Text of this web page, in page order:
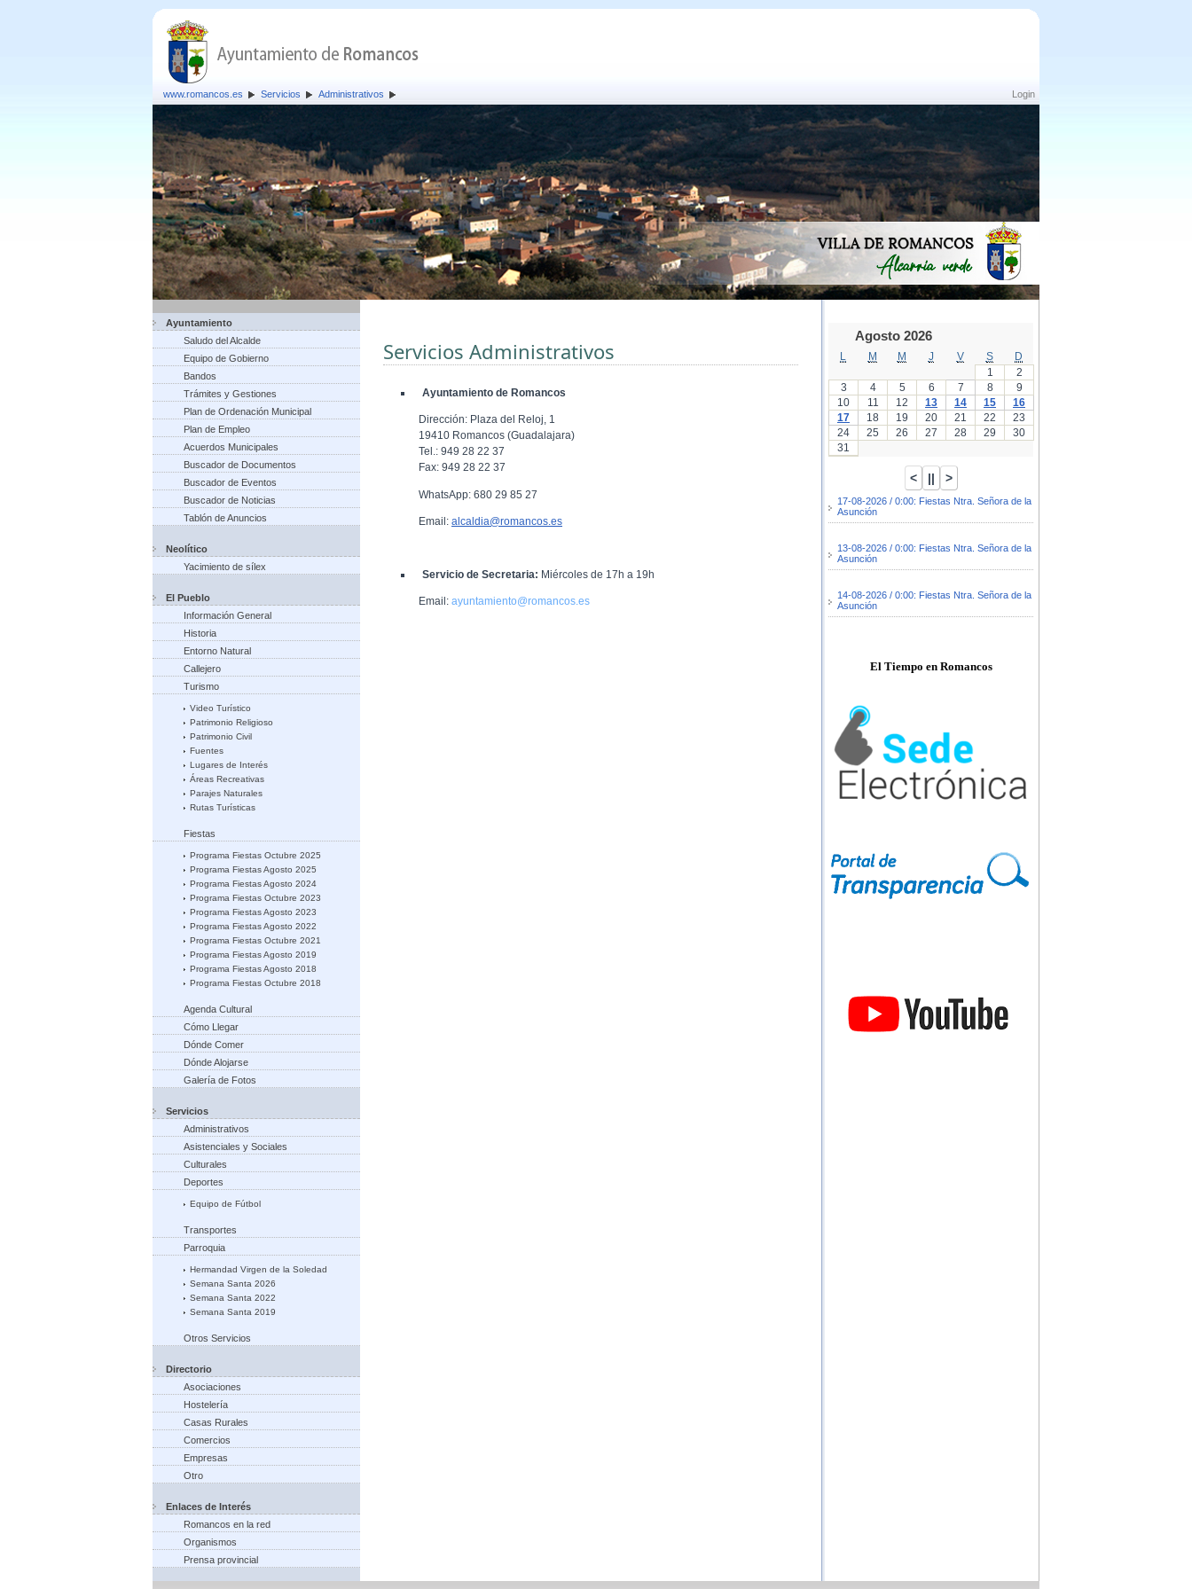
Login
www.romancos.es Servicios Administrativos
Ayuntamiento
Saludo del Alcalde
Equipo de Gobierno
Bandos
Trámites y Gestiones
Plan de Ordenación Municipal
Plan de Empleo
Acuerdos Municipales
Buscador de Documentos
Buscador de Eventos
Buscador de Noticias
Tablón de Anuncios
Neolítico
Yacimiento de sílex
El Pueblo
Información General
Historia
Entorno Natural
Callejero
Turismo
Video Turístico
Patrimonio Religioso
Patrimonio Civil
Fuentes
Lugares de Interés
Áreas Recreativas
Parajes Naturales
Rutas Turísticas
Fiestas
Programa Fiestas Octubre 2025
Programa Fiestas Agosto 2025
Programa Fiestas Agosto 2024
Programa Fiestas Octubre 2023
Programa Fiestas Agosto 2023
Programa Fiestas Agosto 2022
Programa Fiestas Octubre 2021
Programa Fiestas Agosto 2019
Programa Fiestas Agosto 2018
Programa Fiestas Octubre 2018
Agenda Cultural
Cómo Llegar
Dónde Comer
Dónde Alojarse
Galería de Fotos
Servicios
Administrativos
Asistenciales y Sociales
Culturales
Deportes
Equipo de Fútbol
Transportes
Parroquia
Hermandad Virgen de la Soledad
Semana Santa 2026
Semana Santa 2022
Semana Santa 2019
Otros Servicios
Directorio
Asociaciones
Hostelería
Casas Rurales
Comercios
Empresas
Otro
Enlaces de Interés
Romancos en la red
Organismos
Prensa provincial
Servicios Administrativos
Ayuntamiento de Romancos
Dirección: Plaza del Reloj, 1
19410 Romancos (Guadalajara)
Tel.: 949 28 22 37
Fax: 949 28 22 37
WhatsApp: 680 29 85 27
Email: alcaldia@romancos.es
Servicio de Secretaria: Miércoles de 17h a 19h
Email: ayuntamiento@romancos.es
Agosto 2026
M M J V S
D
1
2
3
4 5 6 7 8
9
10
11 12 13 14 15
16
17
18 19 20 21 22
23
24
25 26 27 28 29
30
31
17-08-2026 / 0:00: Fiestas Ntra. Señora de la
Asunción
13-08-2026 / 0:00: Fiestas Ntra. Señora de la
Asunción
14-08-2026 / 0:00: Fiestas Ntra. Señora de la
Asunción
El Tiempo en Romancos